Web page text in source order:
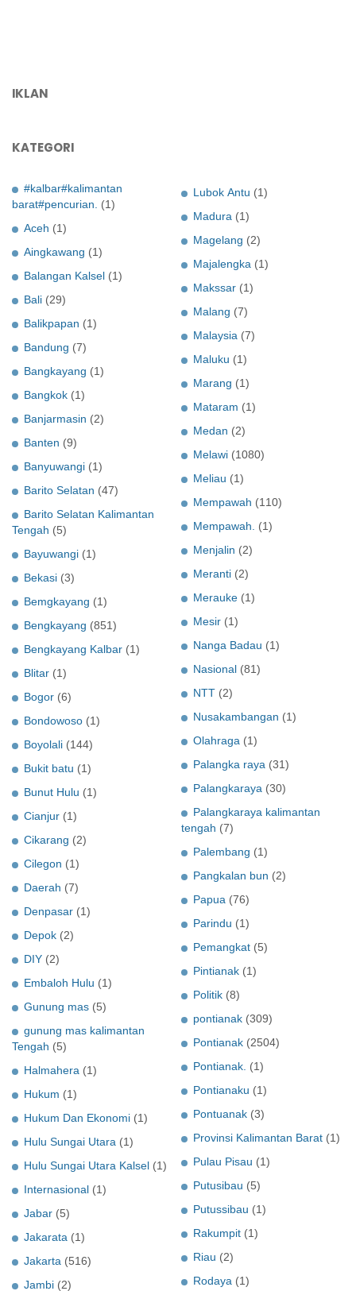
IKLAN
KATEGORI
#kalbar#kalimantan
barat#pencurian. (1)
Aceh (1)
Aingkawang (1)
Balangan Kalsel (1)
Bali (29)
Balikpapan (1)
Bandung (7)
Bangkayang (1)
Bangkok (1)
Banjarmasin (2)
Banten (9)
Banyuwangi (1)
Barito Selatan (47)
Barito Selatan Kalimantan
Tengah (5)
Bayuwangi (1)
Bekasi (3)
Bemgkayang (1)
Bengkayang (851)
Bengkayang Kalbar (1)
Blitar (1)
Bogor (6)
Bondowoso (1)
Boyolali (144)
Bukit batu (1)
Bunut Hulu (1)
Cianjur (1)
Cikarang (2)
Cilegon (1)
Daerah (7)
Denpasar (1)
Depok (2)
DIY (2)
Embaloh Hulu (1)
Gunung mas (5)
gunung mas kalimantan
Tengah (5)
Halmahera (1)
Hukum (1)
Hukum Dan Ekonomi (1)
Hulu Sungai Utara (1)
Hulu Sungai Utara Kalsel (1)
Internasional (1)
Jabar (5)
Jakarata (1)
Jakarta (516)
Jambi (2)
Lubok Antu (1)
Madura (1)
Magelang (2)
Majalengka (1)
Makssar (1)
Malang (7)
Malaysia (7)
Maluku (1)
Marang (1)
Mataram (1)
Medan (2)
Melawi (1080)
Meliau (1)
Mempawah (110)
Mempawah. (1)
Menjalin (2)
Meranti (2)
Merauke (1)
Mesir (1)
Nanga Badau (1)
Nasional (81)
NTT (2)
Nusakambangan (1)
Olahraga (1)
Palangka raya (31)
Palangkaraya (30)
Palangkaraya kalimantan
tengah (7)
Palembang (1)
Pangkalan bun (2)
Papua (76)
Parindu (1)
Pemangkat (5)
Pintianak (1)
Politik (8)
pontianak (309)
Pontianak (2504)
Pontianak. (1)
Pontianaku (1)
Pontuanak (3)
Provinsi Kalimantan Barat (1)
Pulau Pisau (1)
Putusibau (5)
Putussibau (1)
Rakumpit (1)
Riau (2)
Rodaya (1)